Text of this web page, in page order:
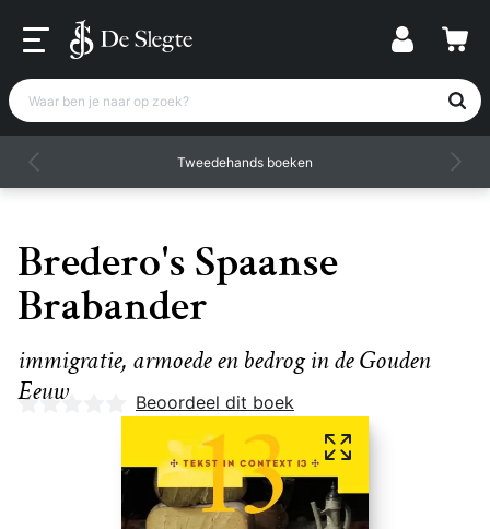
Waar ben je naar op zoek?
Tweedehands boeken
Bredero's Spaanse
Brabander
immigratie, armoede en bedrog in de Gouden
Eeuw
Nog geen beoordelingen
Beoordeel dit boek